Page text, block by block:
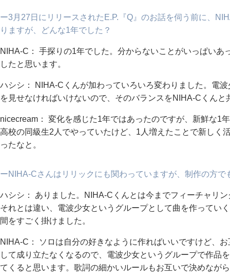
ー3月27日にリリースされたE.P.『Q』のお話を伺う前に、
りますが、どんな1年でした？
NIHA-C： 手探りの1年でした。分からないことがいっぱいあ
したと思います。
ハシシ： NIHA-Cくんが加わっていろいろ変わりました。電
を見せなければいけないので、そのバランスをNIHA-Cくん
nicecream： 変化を感じた1年ではあったのですが、新鮮な1
高校の同級生2人でやっていたけど、1人増えたことで新しく
ったなと。
ーNIHA-Cさんはリリックにも関わっていますが、制作の方で
ハシシ： ありました。NIHA-Cくんとは今までフィーチャリ
それとは違い、電波少女というグループとして曲を作ってい
間をすごく掛けました。
NIHA-C： ソロは自分の好きなように作ればいいですけど、
して成り立たなくなるので、電波少女というグループで作品
てくると思います。歌詞の細かいルールもお互いで決めなが